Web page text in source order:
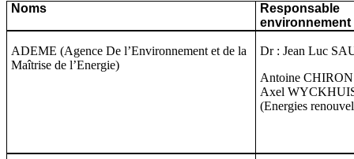
Noms
Responsable
environnement
ADEME (Agence De l’Environnement et de la
Maîtrise de l’Energie)
Dr : Jean Luc
Antoine CHIRON
Axel
(Energies